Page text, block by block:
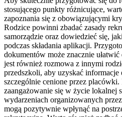
stosującego punkty różnicujące,
zapoznania się z obowiązującymi
Rodzice powinni zbadać zasady
samorządzie oraz dowiedzieć się,
podczas składania aplikacji.
dokumentów może znacznie
jest również rozmowa z innymi
przedszkoli, aby uzyskać informacje
szczególnie cenione przez
zaangażowanie się w życie lokalnej
wydarzeniach organizowanych
mogą pozytywnie wpłynąć na